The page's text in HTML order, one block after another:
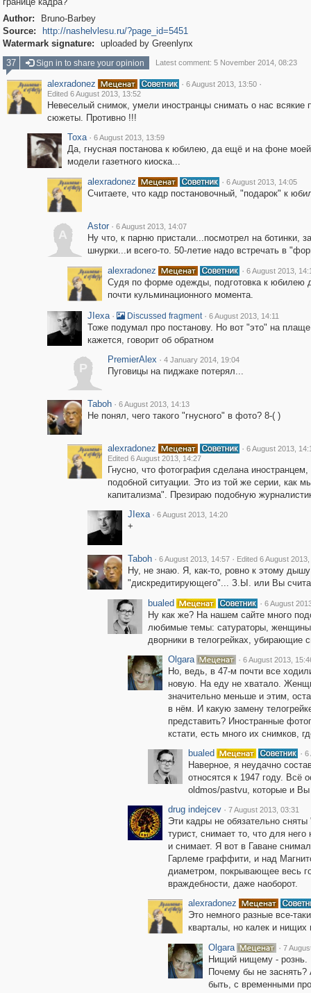
Author:
Bruno-Barbey
Source:
http://nashelvlesu.ru/?page_id=5451
Watermark signature:
uploaded by Greenlynx
37
Sign in to share your opinion Latest comment: 5 November 2014, 08:23
alexradonez · 6 August 2013, 13:50 ·
Edited 6 August 2013, 13:52
Невеселый снимок, умели иностранцы снимать о нас всякие
сюжеты. Противно !!!
Toxa · 6 August 2013, 13:59
Да, гнусная постанова к юбилею, да ещё и на фоне
модели газетного киоска...
alexradonez
· 6 August 2013, 14:05
Считаете, что кадр постановочный, "подарок" к
A
Astor · 6 August 2013, 14:07
Ну что, к парню пристали...посмотрел на ботинки,
шнурки...и всего-то. 50-летие надо встречать в
alexradonez
· 6 August 2013,
Судя по форме одежды, подготовка к юбилею
почти кульминационного момента.
JIexa · Discussed fragment · 6 August 2013, 14:11
Тоже подумал про постанову. Но вот "это" на
кажется, говорит об обратном
P
PremierAlex · 4 January 2014, 19:04
Пуговицы на пиджаке потерял...
Taboh · 6 August 2013, 14:13
Не понял, чего такого "гнусного" в фото? 8-( )
alexradonez · 6 August 2013,
Edited 6 August 2013, 14:27
Гнусно, что фотография сделана
подобной ситуации. Это из той же серии, как
капитализма". Презираю подобную
JIexa · 6 August 2013, 14:20
+
Taboh · 6 August 2013, 14:57 · Edited 6 August
Ну, не знаю. Я, как-то, ровно к этому
"дискредитирующего"... З.Ы. или Вы
bualed
· 6 August
Ну как же? На нашем сайте много
любимые темы: сатураторы,
дворники в телогрейках, убирающие
Olgara
· 6 August 2013,
Но, ведь, в 47-м почти все
новую. На еду не хватало.
значительно меньше и этим,
в нём. И какую замену
представить? Иностранные
кстати, есть много их снимков,
bualed
· 6
Наверное, я неудачно
относятся к 1947 году. Всё
oldmos/pastvu, которые и
drug indejcev · 7 August 2013, 03:31
Эти кадры не обязательно
турист, снимает то, что для
и снимает. Я вот в Гаване
Гарлеме граффити, и над
диаметром, покрывающее весь
враждебности, даже наоборот.
alexradonez
Это немного разные все-
кварталы, но калек и нищих
Olgara
· 7
Нищий нищему - рознь.
Почему бы не
быть, с временными